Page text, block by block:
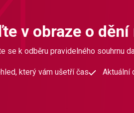
v obraze o
se k odběru pravidelného souhrnu
který vám ušetří čas Aktuální